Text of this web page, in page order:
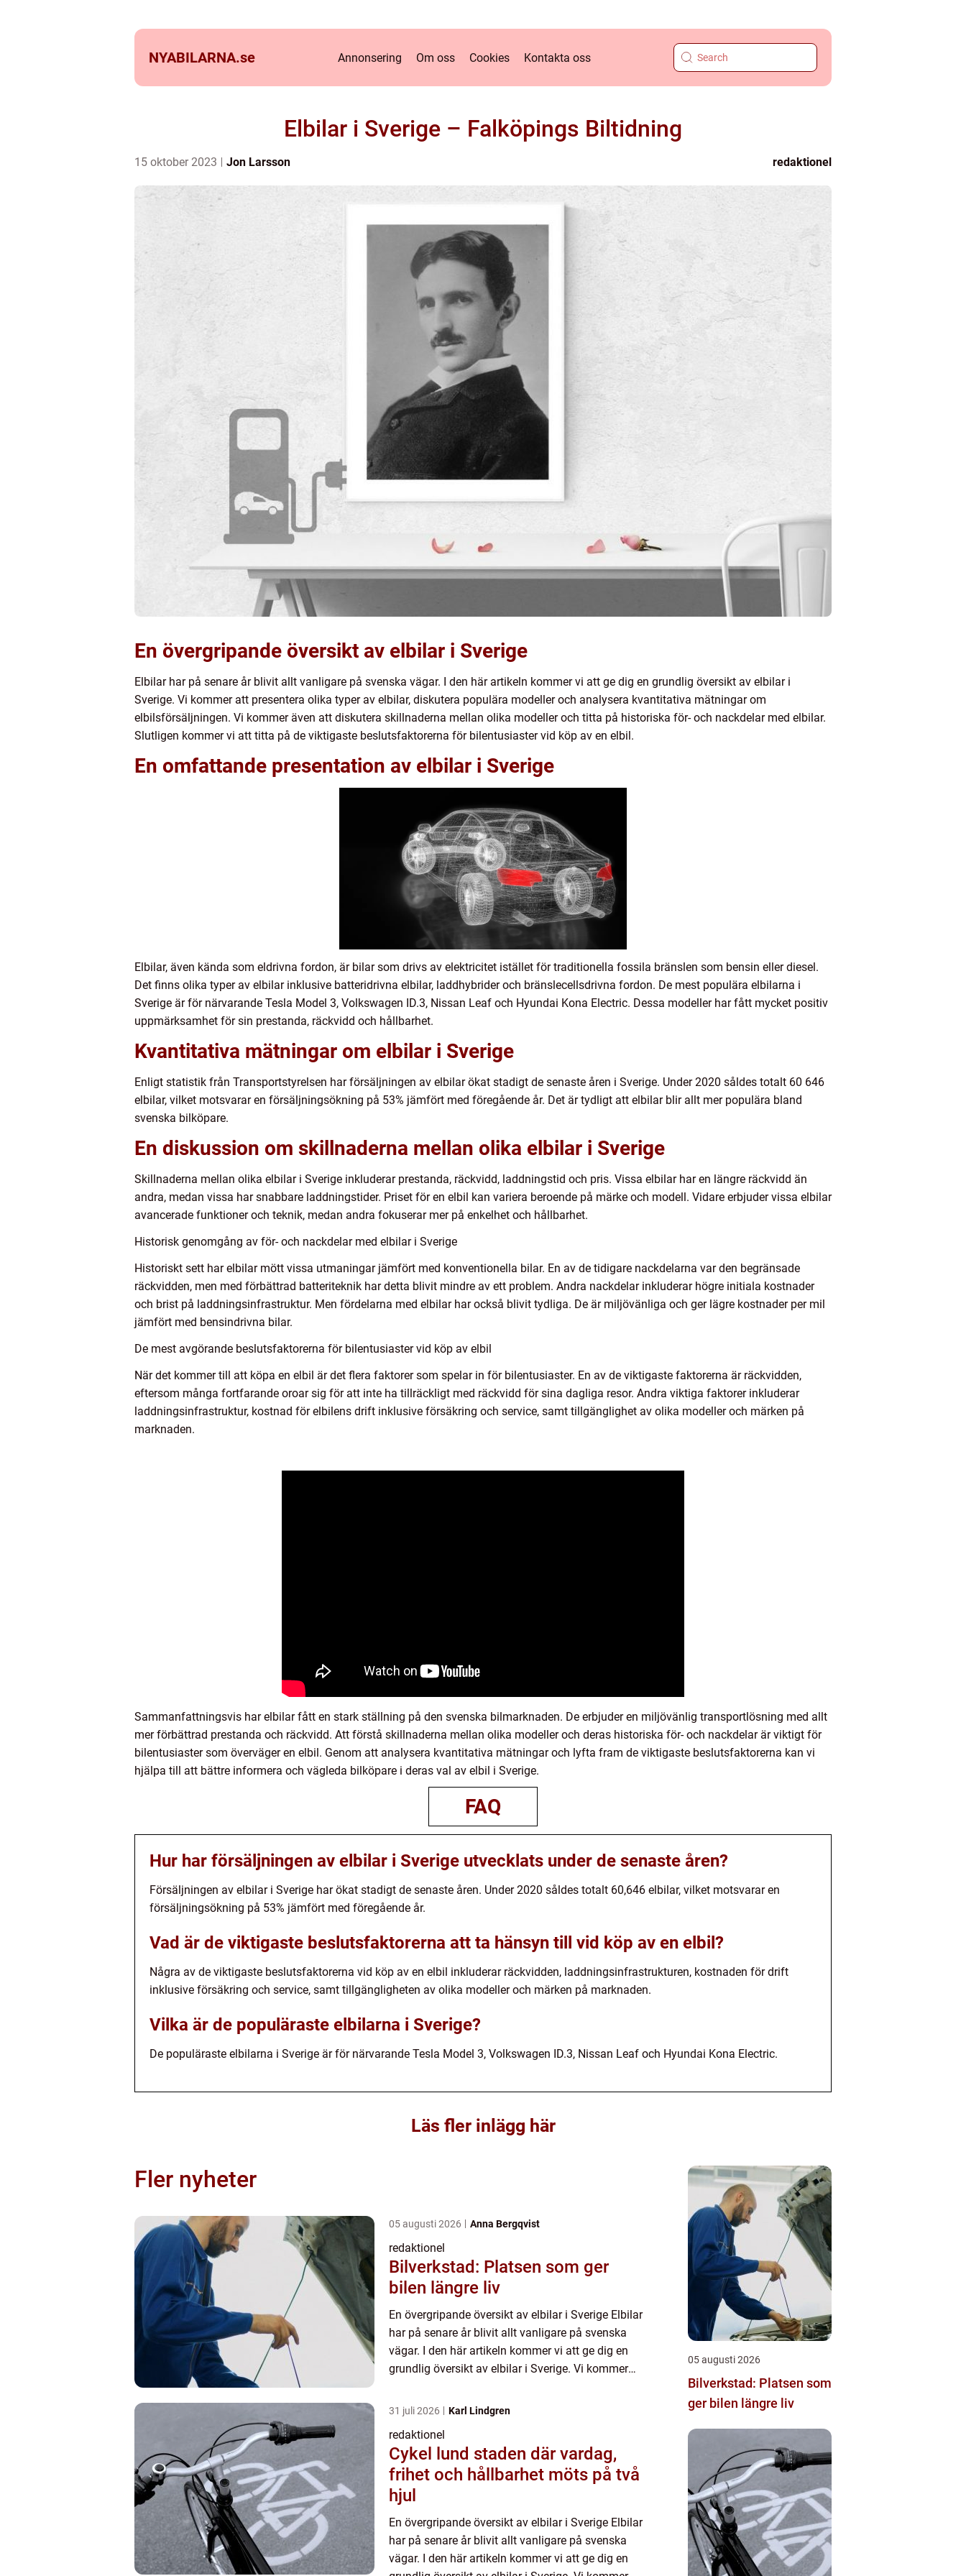
NYABILARNA.se Annonsering Om oss Cookies Kontakta oss
Elbilar i Sverige – Falköpings Biltidning
15 oktober 2023 Jon Larsson redaktionel
En övergripande översikt av elbilar i Sverige
Elbilar har på senare år blivit allt vanligare på svenska vägar. I den här artikeln kommer vi att ge dig en grundlig översikt av elbilar i
Sverige. Vi kommer att presentera olika typer av elbilar, diskutera populära modeller och analysera kvantitativa mätningar om
elbilsförsäljningen. Vi kommer även att diskutera skillnaderna mellan olika modeller och titta på historiska för- och nackdelar med elbilar.
Slutligen kommer vi att titta på de viktigaste beslutsfaktorerna för bilentusiaster vid köp av en elbil.
En omfattande presentation av elbilar i Sverige
Elbilar, även kända som eldrivna fordon, är bilar som drivs av elektricitet istället för traditionella fossila bränslen som bensin eller diesel.
Det finns olika typer av elbilar inklusive batteridrivna elbilar, laddhybrider och bränslecellsdrivna fordon. De mest populära elbilarna i
Sverige är för närvarande Tesla Model 3, Volkswagen ID.3, Nissan Leaf och Hyundai Kona Electric. Dessa modeller har fått mycket positiv
uppmärksamhet för sin prestanda, räckvidd och hållbarhet.
Kvantitativa mätningar om elbilar i Sverige
Enligt statistik från Transportstyrelsen har försäljningen av elbilar ökat stadigt de senaste åren i Sverige. Under 2020 såldes totalt 60 646
elbilar, vilket motsvarar en försäljningsökning på 53% jämfört med föregående år. Det är tydligt att elbilar blir allt mer populära bland
svenska bilköpare.
En diskussion om skillnaderna mellan olika elbilar i Sverige
Skillnaderna mellan olika elbilar i Sverige inkluderar prestanda, räckvidd, laddningstid och pris. Vissa elbilar har en längre räckvidd än
andra, medan vissa har snabbare laddningstider. Priset för en elbil kan variera beroende på märke och modell. Vidare erbjuder vissa elbilar
avancerade funktioner och teknik, medan andra fokuserar mer på enkelhet och hållbarhet.
Historisk genomgång av för- och nackdelar med elbilar i Sverige
Historiskt sett har elbilar mött vissa utmaningar jämfört med konventionella bilar. En av de tidigare nackdelarna var den begränsade
räckvidden, men med förbättrad batteriteknik har detta blivit mindre av ett problem. Andra nackdelar inkluderar högre initiala kostnader
och brist på laddningsinfrastruktur. Men fördelarna med elbilar har också blivit tydliga. De är miljövänliga och ger lägre kostnader per mil
jämfört med bensindrivna bilar.
De mest avgörande beslutsfaktorerna för bilentusiaster vid köp av elbil
När det kommer till att köpa en elbil är det flera faktorer som spelar in för bilentusiaster. En av de viktigaste faktorerna är räckvidden,
eftersom många fortfarande oroar sig för att inte ha tillräckligt med räckvidd för sina dagliga resor. Andra viktiga faktorer inkluderar
laddningsinfrastruktur, kostnad för elbilens drift inklusive försäkring och service, samt tillgänglighet av olika modeller och märken på
marknaden.
Sammanfattningsvis har elbilar fått en stark ställning på den svenska bilmarknaden. De erbjuder en miljövänlig transportlösning med allt
mer förbättrad prestanda och räckvidd. Att förstå skillnaderna mellan olika modeller och deras historiska för- och nackdelar är viktigt för
bilentusiaster som överväger en elbil. Genom att analysera kvantitativa mätningar och lyfta fram de viktigaste beslutsfaktorerna kan vi
hjälpa till att bättre informera och vägleda bilköpare i deras val av elbil i Sverige.
FAQ
Hur har försäljningen av elbilar i Sverige utvecklats under de senaste åren?
Försäljningen av elbilar i Sverige har ökat stadigt de senaste åren. Under 2020 såldes totalt 60,646 elbilar, vilket motsvarar en
försäljningsökning på 53% jämfört med föregående år.
Vad är de viktigaste beslutsfaktorerna att ta hänsyn till vid köp av en elbil?
Några av de viktigaste beslutsfaktorerna vid köp av en elbil inkluderar räckvidden, laddningsinfrastrukturen, kostnaden för drift
inklusive försäkring och service, samt tillgängligheten av olika modeller och märken på marknaden.
Vilka är de populäraste elbilarna i Sverige?
De populäraste elbilarna i Sverige är för närvarande Tesla Model 3, Volkswagen ID.3, Nissan Leaf och Hyundai Kona Electric.
Läs fler inlägg här
Fler nyheter
05 augusti 2026 Anna Bergqvist
redaktionel
Bilverkstad: Platsen som ger
bilen längre liv
En övergripande översikt av elbilar i Sverige Elbilar
har på senare år blivit allt vanligare på svenska
vägar. I den här artikeln kommer vi att ge dig en
grundlig översikt av elbilar i Sverige. Vi kommer
31 juli 2026 Karl Lindgren
redaktionel
Cykel lund staden där vardag,
frihet och hållbarhet möts på två
hjul
En övergripande översikt av elbilar i Sverige Elbilar
har på senare år blivit allt vanligare på svenska
vägar. I den här artikeln kommer vi att ge dig en
05 augusti 2026
Bilverkstad: Platsen som
ger bilen längre liv